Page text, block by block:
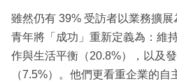
雖然仍有 39% 受訪者以業務擴
青年將「成功」重新定義為：維
作與生活平衡（20.8%），以及
（7.5%）。他們更看重企業的自